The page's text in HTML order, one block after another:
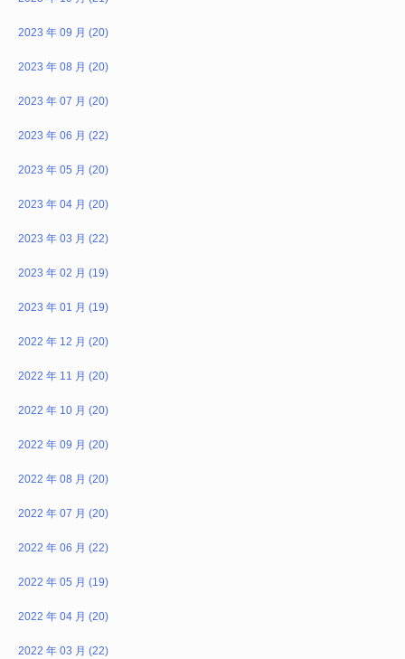
2023 年 09 月 (20)
2023 年 08 月 (20)
2023 年 07 月 (20)
2023 年 06 月 (22)
2023 年 05 月 (20)
2023 年 04 月 (20)
2023 年 03 月 (22)
2023 年 02 月 (19)
2023 年 01 月 (19)
2022 年 12 月 (20)
2022 年 11 月 (20)
2022 年 10 月 (20)
2022 年 09 月 (20)
2022 年 08 月 (20)
2022 年 07 月 (20)
2022 年 06 月 (22)
2022 年 05 月 (19)
2022 年 04 月 (20)
2022 年 03 月 (22)